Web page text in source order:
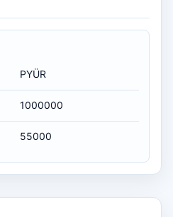
PYÜR
1000000
55000